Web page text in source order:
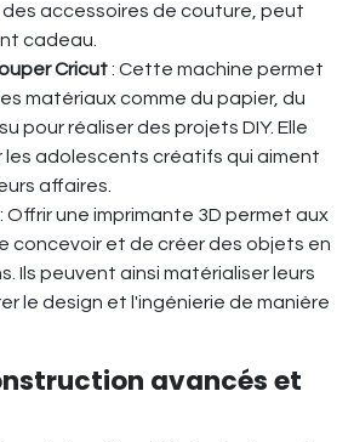
accessoires de couture, peut
cadeau.
Cricut: Cette machine permet
matériaux comme du papier, du
pour réaliser des projets DIY. Elle
les adolescents créatifs qui aiment
affaires.
: Offrir une imprimante 3D permet aux
concevoir et de créer des objets en
Ils peuvent ainsi matérialiser leurs
le design et l'ingénierie de manière
avancés et